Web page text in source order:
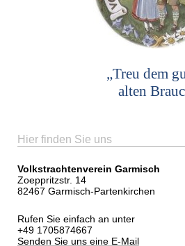
„Treu dem
alten
Hier finden Sie uns
Volkstrachtenverein Garmisch
Zoeppritzstr. 14
82467 Garmisch-Partenkirchen
Rufen Sie einfach an unter
+49 1705874667
Senden Sie uns eine E-Mail